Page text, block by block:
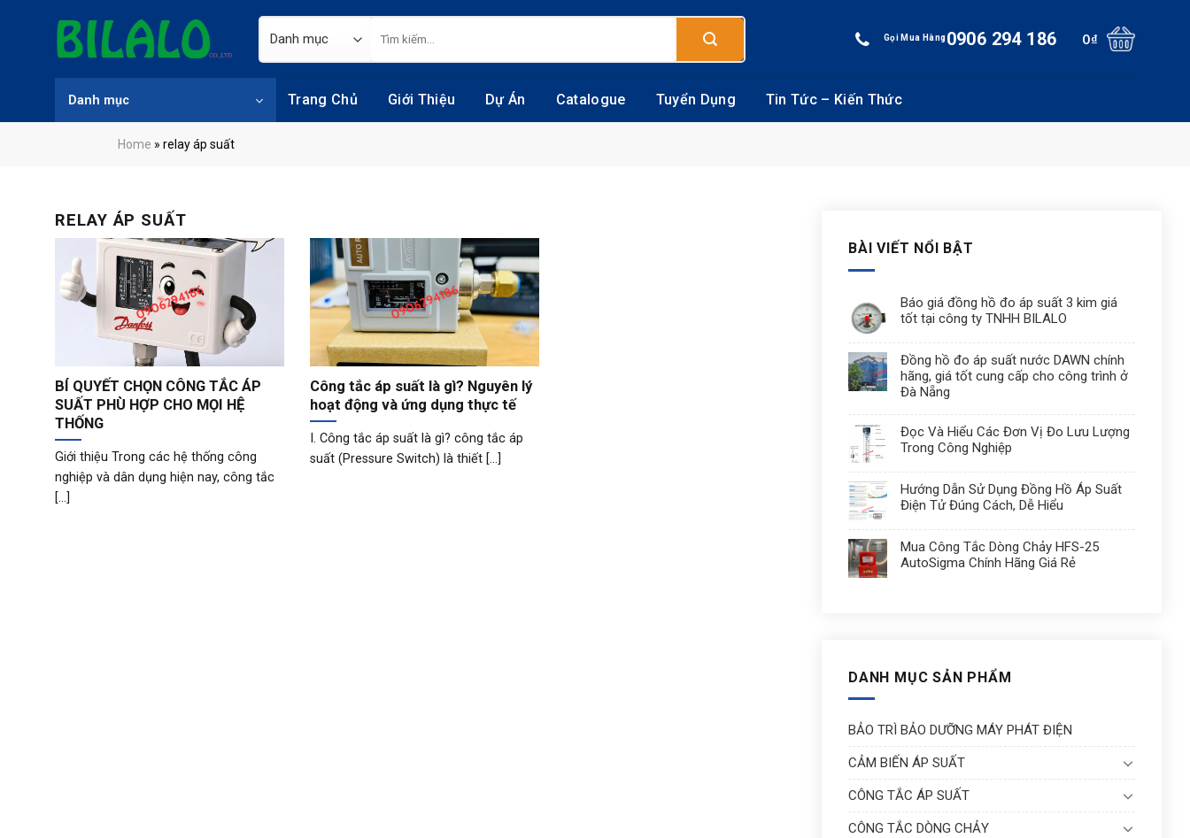
kiếm:
Gọi Mua Hàng0906 294 186 0₫
Danh mục Trang Chủ Giới Thiệu Dự Án Catalogue Tuyển Dụng Tin Tức – Kiến Thức
Home » relay áp suất
RELAY ÁP SUẤT
BÍ QUYẾT CHỌN CÔNG TẮC ÁP
SUẤT PHÙ HỢP CHO MỌI HỆ
THỐNG
Giới thiệu Trong các hệ thống công
nghiệp và dân dụng hiện nay, công tắc
[...]
Công tắc áp suất là gì? Nguyên lý
hoạt động và ứng dụng thực tế
I. Công tắc áp suất là gì? công tắc áp
suất (Pressure Switch) là thiết [...]
BÀI VIẾT NỔI BẬT
Báo giá đồng hồ đo áp suất 3 kim giá
tốt tại công ty TNHH BILALO
Đồng hồ đo áp suất nước DAWN chính
hãng, giá tốt cung cấp cho công trình ở
Đà Nẵng
Đọc Và Hiểu Các Đơn Vị Đo Lưu Lượng
Trong Công Nghiệp
Hướng Dẫn Sử Dụng Đồng Hồ Áp Suất
Điện Tử Đúng Cách, Dễ Hiểu
Mua Công Tắc Dòng Chảy HFS-25
AutoSigma Chính Hãng Giá Rẻ
DANH MỤC SẢN PHẨM
BẢO TRÌ BẢO DƯỠNG MÁY PHÁT ĐIỆN
CẢM BIẾN ÁP SUẤT
CÔNG TẮC ÁP SUẤT
CÔNG TẮC DÒNG CHẢY